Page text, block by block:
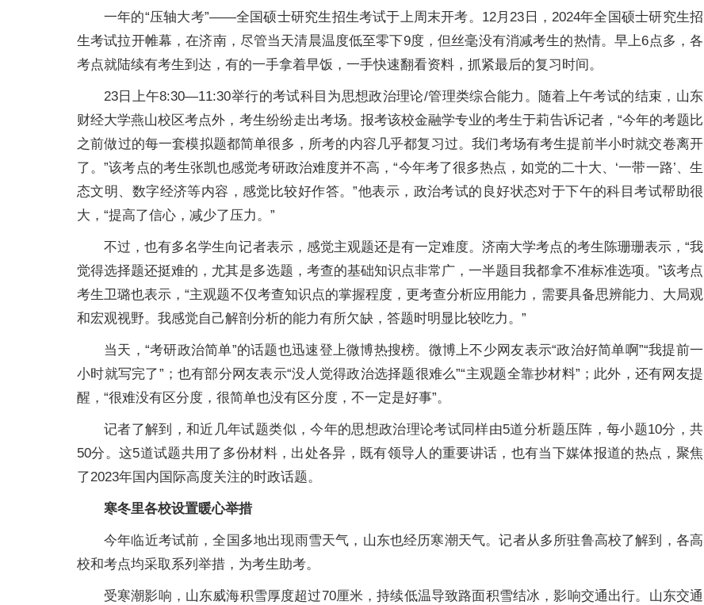
一年的“压轴大考”——全国硕士研究生招生考试于上周末开考。12月23日，2024年全国硕士研究生招
生考试拉开帷幕，在济南，尽管当天清晨温度低至零下9度，但丝毫没有消减考生的热情。早上6点多，各
考点就陆续有考生到达，有的一手拿着早饭，一手快速翻看资料，抓紧最后的复习时间。
23日上午8:30—11:30举行的考试科目为思想政治理论/管理类综合能力。随着上午考试的结束，山东
财经大学燕山校区考点外，考生纷纷走出考场。报考该校金融学专业的考生于莉告诉记者，“今年的考题比
之前做过的每一套模拟题都简单很多，所考的内容几乎都复习过。我们考场有考生提前半小时就交卷离开
了。”该考点的考生张凯也感觉考研政治难度并不高，“今年考了很多热点，如党的二十大、‘一带一路’、生
态文明、数字经济等内容，感觉比较好作答。”他表示，政治考试的良好状态对于下午的科目考试帮助很
大，“提高了信心，减少了压力。”
不过，也有多名学生向记者表示，感觉主观题还是有一定难度。济南大学考点的考生陈珊珊表示，“我
觉得选择题还挺难的，尤其是多选题，考查的基础知识点非常广，一半题目我都拿不准标准选项。”该考点
考生卫璐也表示，“主观题不仅考查知识点的掌握程度，更考查分析应用能力，需要具备思辨能力、大局观
和宏观视野。我感觉自己解剖分析的能力有所欠缺，答题时明显比较吃力。”
当天，“考研政治简单”的话题也迅速登上微博热搜榜。微博上不少网友表示“政治好简单啊”“我提前一
小时就写完了”；也有部分网友表示“没人觉得政治选择题很难么”“主观题全靠抄材料”；此外，还有网友提
醒，“很难没有区分度，很简单也没有区分度，不一定是好事”。
记者了解到，和近几年试题类似，今年的思想政治理论考试同样由5道分析题压阵，每小题10分，共
50分。这5道试题共用了多份材料，出处各异，既有领导人的重要讲话，也有当下媒体报道的热点，聚焦
了2023年国内国际高度关注的时政话题。
寒冬里各校设置暖心举措
今年临近考试前，全国多地出现雨雪天气，山东也经历寒潮天气。记者从多所驻鲁高校了解到，各高
校和考点均采取系列举措，为考生助考。
受寒潮影响，山东威海积雪厚度超过70厘米，持续低温导致路面积雪结冰，影响交通出行。山东交通